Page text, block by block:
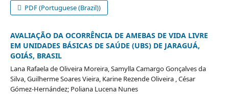
PDF (Portuguese (Brazil))
AVALIAÇÃO DA OCORRÊNCIA DE AMEBAS DE VIDA LIVRE
EM UNIDADES BÁSICAS DE SAÚDE (UBS) DE JARAGUÁ,
GOIÁS, BRASIL
Lana Rafaela de Oliveira Moreira, Samylla Camargo Gonçalves da
Silva, Guilherme Soares Vieira, Karine Rezende Oliveira , César
Gómez-Hernández; Poliana Lucena Nunes